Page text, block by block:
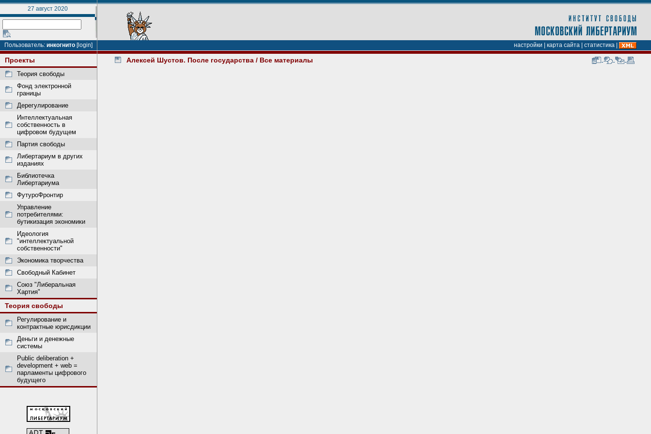
27 август 2020
Пользователь: инкогнито [login] настройки карта сайта статистика
Проекты
Теория свободы
Фонд электронной
границы
Дерегулирование
Интеллектуальная
собственность в
цифровом будущем
Партия свободы
Либертариум в других
изданиях
Библиотечка
Либертариума
ФутуроФронтир
Управление
потребителями:
бутикизация экономики
Идеология
"интеллектуальной
собственности"
Экономика творчества
Свободный Кабинет
Союз "Либеральная
Хартия"
Теория свободы
Регулирование и
контрактные юрисдикции
Деньги и денежные
системы
Public deliberation +
development + web =
парламенты цифрового
будущего
Алексей Шустов. После государства / Все материалы